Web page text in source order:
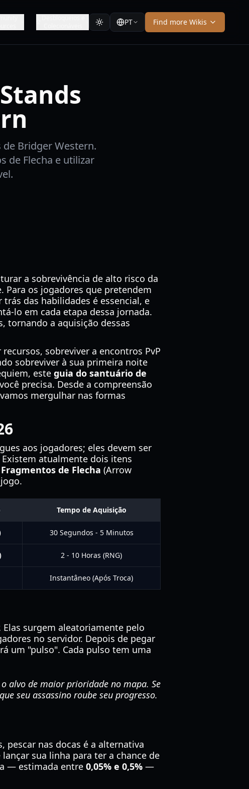
PT Find more Wikis
Bridger Western.
de Flecha e utilizar
a sobrevivência de alto risco da
Para os jogadores que pretendem
das habilidades é essencial, e
lo em cada etapa dessa jornada.
tornando a aquisição dessas
sobreviver a encontros PvP
sobreviver à sua primeira noite
este guia do santuário de
precisa. Desde a compreensão
mergulhar nas formas
aos jogadores; eles devem ser
atualmente dois itens
Fragmentos de Flecha (Arrow
Tempo de Aquisição
30 Segundos - 5 Minutos
2 - 10 Horas (RNG)
Instantâneo (Após Troca)
surgem aleatoriamente pelo
no servidor. Depois de pegar
um "pulso". Cada pulso tem uma
alvo de maior prioridade no mapa. Se
seu assassino roube seu progresso.
pescar nas docas é a alternativa
sua linha para ter a chance de
— estimada entre 0,05% e 0,5% —